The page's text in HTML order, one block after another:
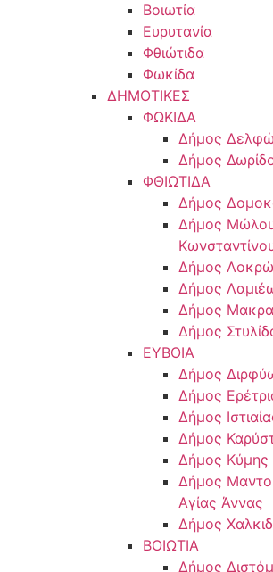
Βοιωτία
Ευρυτανία
Φθιώτιδα
Φωκίδα
ΔΗΜΟΤΙΚΕΣ
ΦΩΚΙΔΑ
Δήμος
Δήμος
ΦΘΙΩΤΙΔΑ
Δήμος
Δήμος
Δήμος
Δήμος
Δήμος
Δήμος
ΕΥΒΟΙΑ
Δήμος
Δήμος
Δήμος
Δήμος
Δήμος Κύμης
Δήμος
Αγίας Άννας
Δήμος
ΒΟΙΩΤΙΑ
Δήμος